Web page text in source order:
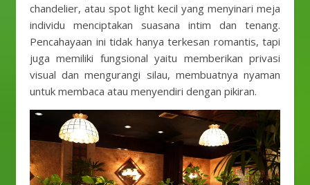
chandelier, atau spot light kecil yang menyinari meja
individu menciptakan suasana intim dan tenang.
Pencahayaan ini tidak hanya terkesan romantis, tapi
juga memiliki fungsional yaitu memberikan privasi
visual dan mengurangi silau, membuatnya nyaman
untuk membaca atau menyendiri dengan pikiran.